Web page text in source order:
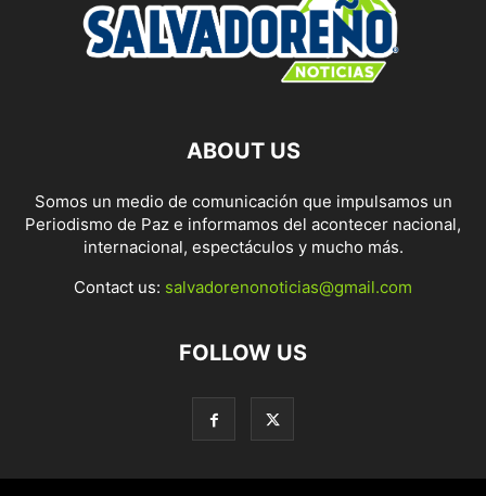
ABOUT US
Somos un medio de comunicación que impulsamos un
Periodismo de Paz e informamos del acontecer nacional,
internacional, espectáculos y mucho más.
Contact us: salvadorenonoticias@gmail.com
FOLLOW US